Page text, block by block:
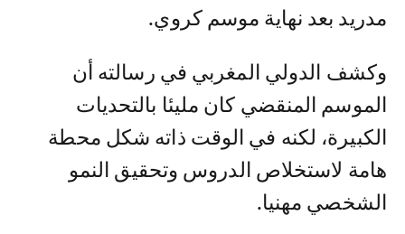
مدريد بعد نهاية موسم كروي.
وكشف الدولي المغربي في رسالته أن
الموسم المنقضي كان مليئا بالتحديات
الكبيرة، لكنه في الوقت ذاته شكل محطة
هامة لاستخلاص الدروس وتحقيق النمو
الشخصي مهنيا.